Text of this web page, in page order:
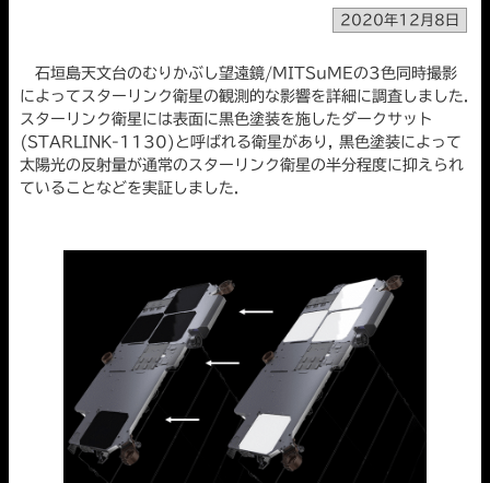
2020年12月8日
石垣島天文台のむりかぶし望遠鏡/MITSuMEの3色同時撮影
によってスターリンク衛星の観測的な影響を詳細に調査しました.
スターリンク衛星には表面に黒色塗装を施したダークサット
(STARLINK-1130)と呼ばれる衛星があり, 黒色塗装によって
太陽光の反射量が通常のスターリンク衛星の半分程度に抑えられ
ていることなどを実証しました.